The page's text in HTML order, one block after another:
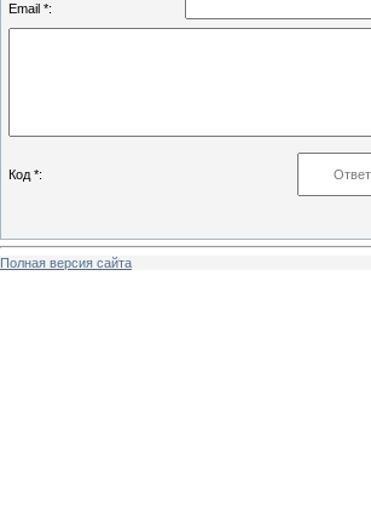
Email *:
Код *:
Полная версия сайта